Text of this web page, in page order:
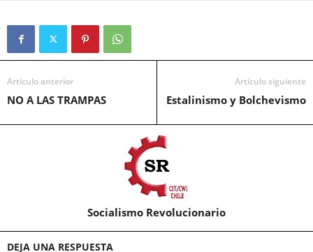
Artículo anterior
NO A LAS TRAMPAS
Artículo siguiente
Estalinismo y Bolchevismo
Socialismo Revolucionario
DEJA UNA RESPUESTA